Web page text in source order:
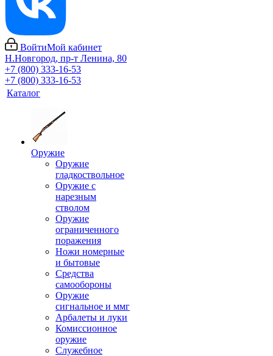
ВойтиМой кабинет
Н.Новгород, пр-т Ленина, 80
+7 (800) 333-16-53
+7 (800) 333-16-53
Каталог
Оружие
Оружие
гладкоствольное
Оружие с
нарезным
стволом
Оружие
ограниченного
поражения
Ножи номерные
и бытовые
Средства
самообороны
Оружие
сигнальное и ммг
Арбалеты и луки
Комиссионное
оружие
Служебное